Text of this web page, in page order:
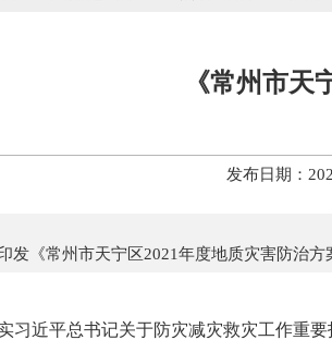
《常州市
发布日期：
发《常州市天宁区2021年度地质灾害防治方
习近平总书记关于防灾减灾救灾工作重